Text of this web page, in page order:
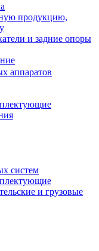
продукцию,
и задние опоры
аппаратов
систем
и грузовые